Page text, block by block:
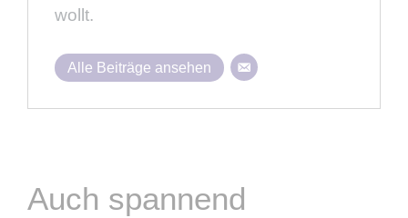
wollt.
Alle Beiträge ansehen
Auch spannend